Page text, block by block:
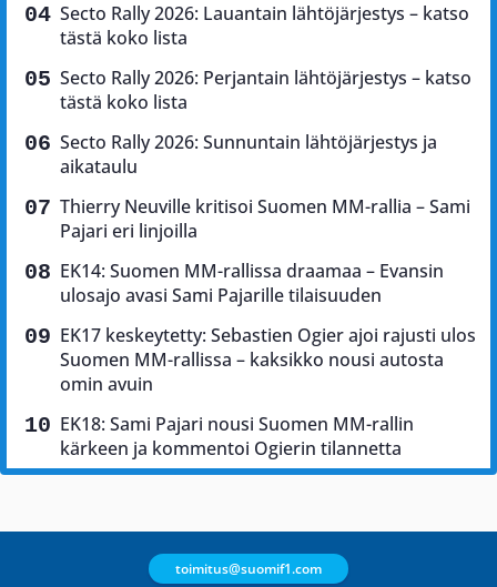
Secto Rally 2026: Lauantain lähtöjärjestys – katso
tästä koko lista
Secto Rally 2026: Perjantain lähtöjärjestys – katso
tästä koko lista
Secto Rally 2026: Sunnuntain lähtöjärjestys ja
aikataulu
Thierry Neuville kritisoi Suomen MM-rallia – Sami
Pajari eri linjoilla
EK14: Suomen MM-rallissa draamaa – Evansin
ulosajo avasi Sami Pajarille tilaisuuden
EK17 keskeytetty: Sebastien Ogier ajoi rajusti ulos
Suomen MM-rallissa – kaksikko nousi autosta
omin avuin
EK18: Sami Pajari nousi Suomen MM-rallin
kärkeen ja kommentoi Ogierin tilannetta
toimitus@suomif1.com